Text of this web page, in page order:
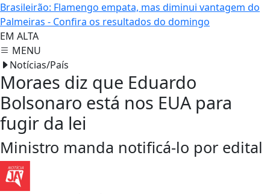
Brasileirão: Flamengo empata, mas diminui vantagem do
Palmeiras - Confira os resultados do domingo
EM ALTA
MENU
Notícias/País
Moraes diz que Eduardo
Bolsonaro está nos EUA para
fugir da lei
Ministro manda notificá-lo por edital